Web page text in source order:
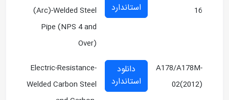
16
استاندارد
(Arc)-Welded Steel
Pipe (NPS 4 and
Over)
A178/A178M-
02(2012)
دانلود
استاندارد
Electric-Resistance-
Welded Carbon Steel